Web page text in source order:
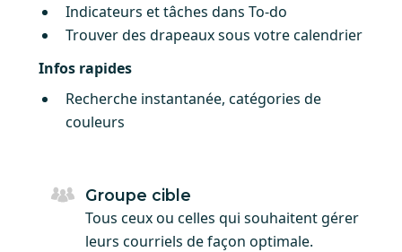
Indicateurs et tâches dans To-do
Trouver des drapeaux sous votre calendrier
Infos rapides
Recherche instantanée, catégories de
couleurs
Groupe cible
Tous ceux ou celles qui souhaitent gérer
leurs courriels de façon optimale.